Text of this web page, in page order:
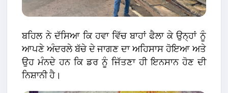
ਬਹਿਲ ਨੇ ਦੱਸਿਆ ਕਿ ਹਵਾ ਵਿੱਚ ਬਾਹਾਂ ਫੈਲਾ ਕੇ ਉਨ੍ਹਾਂ ਨੂੰ
ਆਪਣੇ ਅੰਦਰਲੇ ਬੱਚੇ ਦੇ ਜਾਗਣ ਦਾ ਅਹਿਸਾਸ ਹੋਇਆ ਅਤੇ
ਉਹ ਮੰਨਦੇ ਹਨ ਕਿ ਡਰ ਨੂੰ ਜਿੱਤਣਾ ਹੀ ਇਨਸਾਨ ਹੋਣ ਦੀ
ਨਿਸ਼ਾਨੀ ਹੈ।